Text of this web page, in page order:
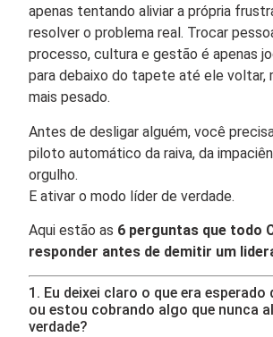
apenas tentando aliviar a própria
resolver o problema real. Trocar
processo, cultura e gestão é apenas
para debaixo do tapete até ele voltar,
mais pesado.
Antes de desligar alguém, você
piloto automático da raiva, da
orgulho.
E ativar o modo líder de verdade.
Aqui estão as 6 perguntas que todo
responder antes de demitir um
1. Eu deixei claro o que era esperado
ou estou cobrando algo que nunca
verdade?